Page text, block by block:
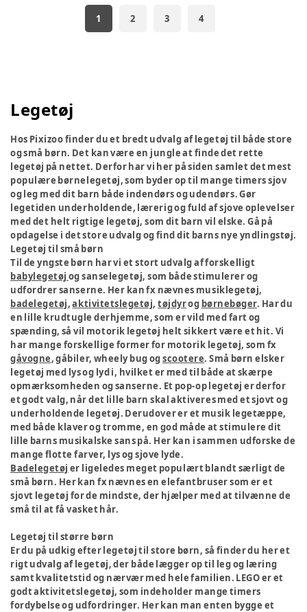
1 2 3 4
Legetøj
Hos Pixizoo finder du et bredt udvalg af legetøj til både store
og små børn. Det kan være en jungle at finde det rette
legetøj på nettet. Derfor har vi her på siden samlet det mest
populære børnelegetøj, som byder op til mange timers sjov
og leg med dit barn både indendørs og udendørs. Gør
legetiden underholdende, lærerig og fuld af sjove oplevelser
med det helt rigtige legetøj, som dit barn vil elske. Gå på
opdagelse i det store udvalg og find dit barns nye yndlingstøj.
Legetøj til små børn
Til de yngste børn har vi et stort udvalg af forskelligt
babylegetøj og sanselegetøj, som både stimulerer og
udfordrer sanserne. Her kan fx nævnes musiklegetøj,
badelegetøj,aktivitetslegetøj,tøjdyrog børnebøger. Har du
en lille krudtugle derhjemme, som er vild med fart og
spænding, så vil motorik legetøj helt sikkert være et hit. Vi
har mange forskellige former for motorik legetøj, som fx
gåvogne, gåbiler, wheely bug ogscootere. Små børn elsker
legetøj med lys og lyd i, hvilket er med til både at skærpe
opmærksomheden og sanserne. Et pop-op legetøj er derfor
et godt valg, når det lille barn skal aktiveres med et sjovt og
underholdende legetøj. Derudover er et musik legetæppe,
med både klaver og tromme, en god måde at stimulere dit
lille barns musikalske sans på. Her kan i sammen udforske de
mange flotte farver, lys og sjove lyde.
Badelegetøj er ligeledes meget populært blandt særligt de
små børn. Her kan fx nævnes en elefantbruser som er et
sjovt legetøj for de mindste, der hjælper med at tilvænne de
små til at få vasket hår.
Legetøj til større børn
Er du på udkig efter legetøj til store børn, så finder du her et
rigt udvalg af legetøj, der både lægger op til leg og læring
samt kvalitetstid og nærvær med hele familien. LEGO er et
godt aktivitetslegetøj, som indeholder mange timers
fordybelse og udfordringer. Her kan man enten bygge et